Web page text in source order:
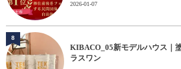
2026-01-07
KIBACO_05新モデルハウス｜
ラスワン
8